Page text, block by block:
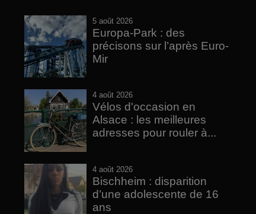
5 août 2026
Europa-Park : des
précisons sur l’après Euro-
Mir
4 août 2026
Vélos d'occasion en
Alsace : les meilleures
adresses pour rouler à...
4 août 2026
Bischheim : disparition
d’une adolescente de 16
ans